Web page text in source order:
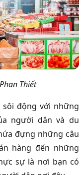
Thiết
động với những
người dân và du
đựng những câu
hàng đến những
sự là nơi bạn có